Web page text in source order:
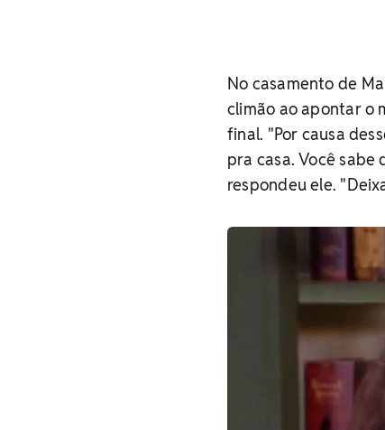
No casamento de
climão ao apontar o
final. "Por causa
pra casa. Você sabe
respondeu ele.